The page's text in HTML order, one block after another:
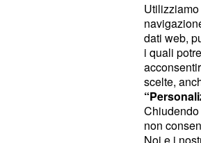
Napoli-
grave
E secondo
quotidianoIl
essersi fatto
dati web,
i quali
scelte,
non